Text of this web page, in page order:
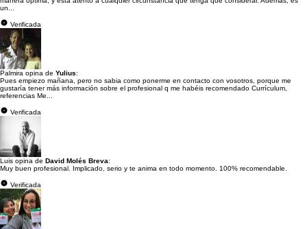
un...
Verificada
Palmira opina de Yulius:
Pues empiezo mañana, pero no sabia como ponerme en contacto con vosotros, porque me
gustaría tener más información sobre el profesional q me habéis recomendado Currículum,
referencias Me...
Verificada
Luis opina de David Molés Breva:
Muy buen profesional. Implicado, serio y te anima en todo momento. 100% recomendable.
Verificada